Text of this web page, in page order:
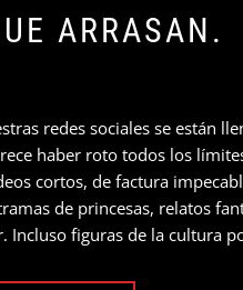
ARRASAN.
redes sociales se están
haber roto todos los
cortos, de factura
de princesas, relatos
Incluso figuras de la cultura